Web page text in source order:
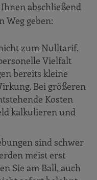
anbieten
abschließend
Weg geben:
zum Nulltarif.
Vielfalt
bereits kleine
Bei größeren
Kosten
kalkulieren und
sind schwer
meist erst
Sie am Ball, auch